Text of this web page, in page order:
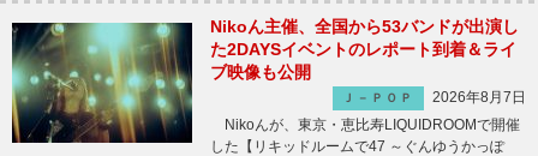
Nikoん主催、全国から53バンドが出演し
た2DAYSイベントのレポート到着＆ライ
ブ映像も公開
Ｊ－ＰＯＰ
2026年8月7日
Nikoんが、東京・恵比寿LIQUIDROOMで開催
した【リキッドルームで47 ～ぐんゆうかっぽ